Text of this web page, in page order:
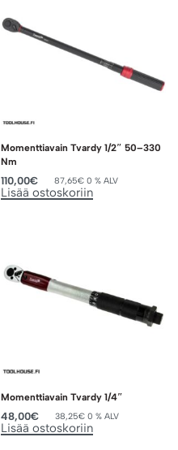
Momenttiavain Tvardy 1/2″ 50–330
Nm
110,00€ 87,65€ 0 % ALV
Lisää ostoskoriin
Momenttiavain Tvardy 1/4″
48,00€ 38,25€ 0 % ALV
Lisää ostoskoriin